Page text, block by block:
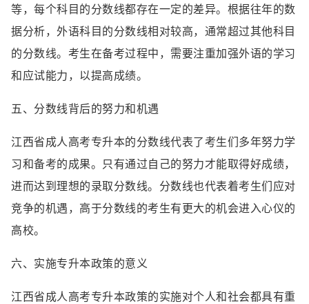
等，每个科目的分数线都存在一定的差异。根据往年的数
据分析，外语科目的分数线相对较高，通常超过其他科目
的分数线。考生在备考过程中，需要注重加强外语的学习
和应试能力，以提高成绩。
五、分数线背后的努力和机遇
江西省成人高考专升本的分数线代表了考生们多年努力学
习和备考的成果。只有通过自己的努力才能取得好成绩，
进而达到理想的录取分数线。分数线也代表着考生们应对
竞争的机遇，高于分数线的考生有更大的机会进入心仪的
高校。
六、实施专升本政策的意义
江西省成人高考专升本政策的实施对个人和社会都具有重